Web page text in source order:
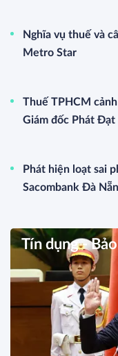
Nghĩa vụ thuế và
Metro Star
Thuế TPHCM
Giám đốc Phát Đạt
Phát hiện loạt sai
Sacombank Đà
Tín dụng -